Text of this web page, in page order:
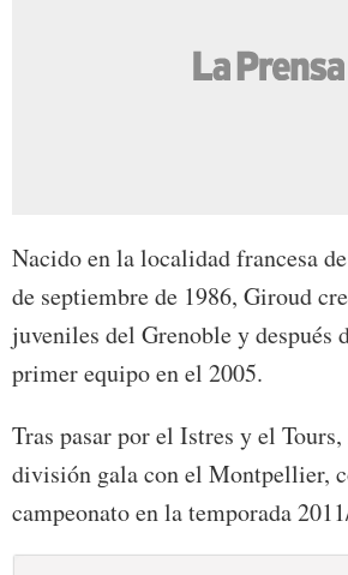
Nacido en la localidad francesa
de septiembre de 1986, Giroud
juveniles del Grenoble y después
primer equipo en el 2005.
Tras pasar por el Istres y el
división gala con el Montpellier,
campeonato en la temporada